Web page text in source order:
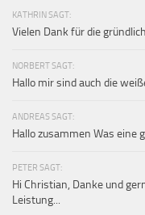
KATHRIN SAGT:
Vielen Dank für die
NORBERT SAGT:
Hallo mir sind auch die
ANDREAS SAGT:
Hallo zusammen Was eine
PETER SAGT:
Hi Christian, Danke und
Leistung...